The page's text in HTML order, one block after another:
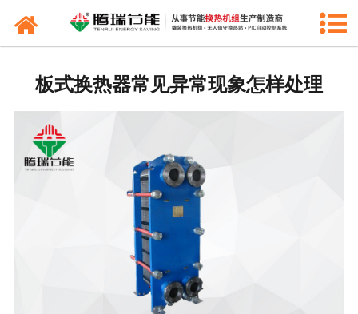
产品中心
板式换热器常见异常现象怎样处理